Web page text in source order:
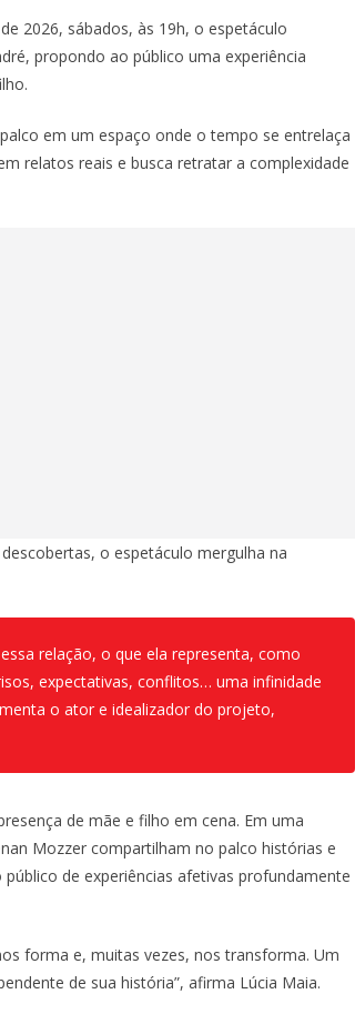
2026, sábados, às 19h, o espetáculo
propondo ao público uma experiência
em um espaço onde o tempo se entrelaça
relatos reais e busca retratar a complexidade
o espetáculo mergulha na
relação, o que ela representa, como
expectativas, conflitos… uma infinidade
o ator e idealizador do projeto,
de mãe e filho em cena. Em uma
Mozzer compartilham no palco histórias e
de experiências afetivas profundamente
forma e, muitas vezes, nos transforma. Um
de sua história”, afirma Lúcia Maia.